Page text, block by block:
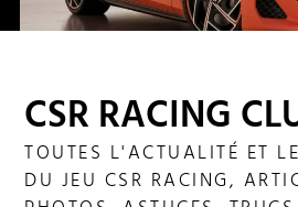
SHOWDOWN
CSR RACING
TOUTES L'ACTUALITÉ ET
DU JEU CSR RACING,